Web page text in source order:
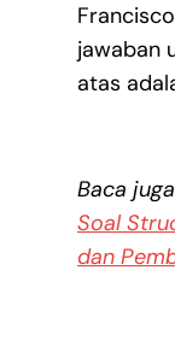
jawaban
atas
Baca
Soal
dan